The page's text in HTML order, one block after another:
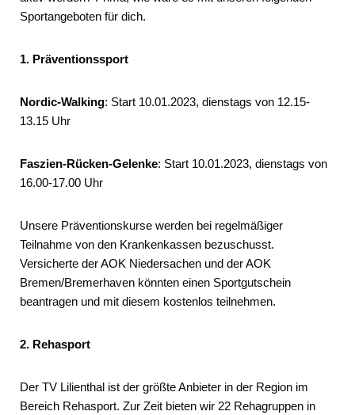
Sportangeboten für dich.
1. Präventionssport
Nordic-Walking: Start 10.01.2023, dienstags von 12.15-
13.15 Uhr
Faszien-Rücken-Gelenke: Start 10.01.2023, dienstags von
16.00-17.00 Uhr
Unsere Präventionskurse werden bei regelmäßiger
Teilnahme von den Krankenkassen bezuschusst.
Versicherte der AOK Niedersachen und der AOK
Bremen/Bremerhaven könnten einen Sportgutschein
beantragen und mit diesem kostenlos teilnehmen.
2. Rehasport
Der TV Lilienthal ist der größte Anbieter in der Region im
Bereich Rehasport. Zur Zeit bieten wir 22 Rehagruppen in